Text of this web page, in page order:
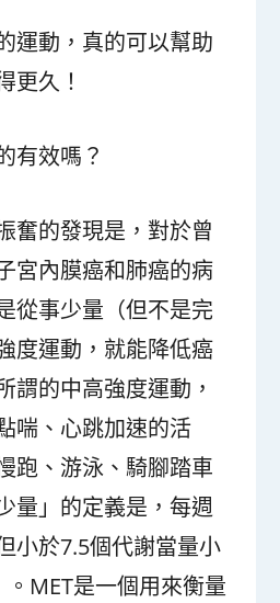
運動，真的可以幫助
更久！
有效嗎？
奮的發現是，對於曾
宮內膜癌和肺癌的病
從事少量（但不是完
度運動，就能降低癌
謂的中高強度運動，
喘、心跳加速的活
跑、游泳、騎腳踏車
量」的定義是，每週
小於7.5個代謝當量小
MET是一個用來衡量